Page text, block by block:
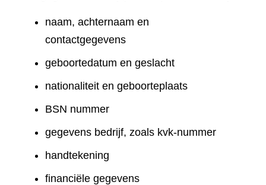
naam, achternaam en
contactgegevens
geboortedatum en geslacht
nationaliteit en geboorteplaats
BSN nummer
gegevens bedrijf, zoals kvk-nummer
handtekening
financiële gegevens